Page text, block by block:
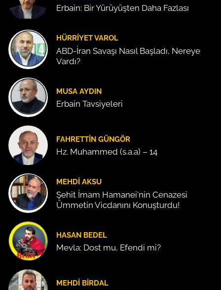
Erbain: Bir Yürüyüşten Daha Fazlası
HÜRRIYET VAROL
ABD-İran Savaşı Nasıl Başladı, Nereye
Vardı?
MUSA AYDIN
Erbain Tavsiyeleri
FAHRETTIN GÜNGÖR
Hz. Muhammed (s.a.a) – 14
MEHDI AKSU
Şehit İmam Hamanei'nin Cenazesi
Ümmetin Vicdanını Konuşturdu!
HASAN BEDEL
Mevla: Dost mu, Efendi mi?
MEHDI BIRDAL